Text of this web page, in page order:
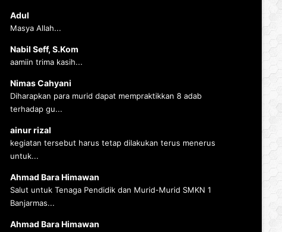
Adul
Masya Allah...
Nabil Seff, S.Kom
aamiin trima kasih...
Nimas Cahyani
Diharapkan para murid dapat mempraktikkan 8 adab
terhadap gu...
ainur rizal
kegiatan tersebut harus tetap dilakukan terus menerus
untuk...
Ahmad Bara Himawan
Salut untuk Tenaga Pendidik dan Murid-Murid SMKN 1
Banjarmas...
Ahmad Bara Himawan